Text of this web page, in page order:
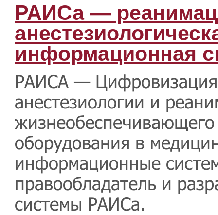
РАИСа —
информационная
РАИСА —
анестезиологии и
оборудования в
информационные
правообладатель и
системы РАИСа.